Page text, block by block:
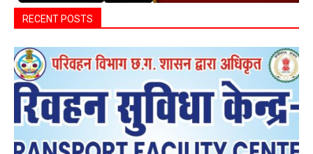
RECENT POSTS